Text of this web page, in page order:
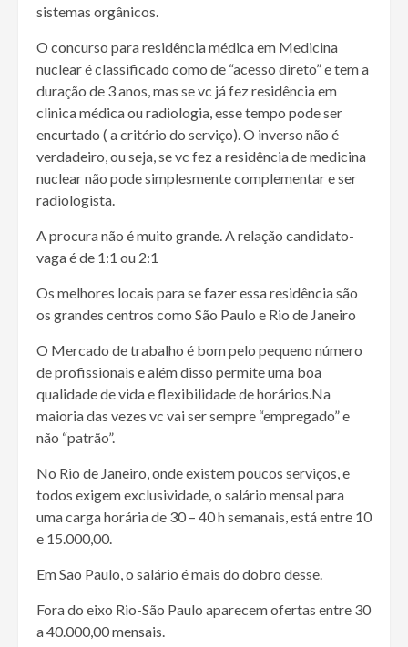
sistemas orgânicos.
O concurso para residência médica em Medicina
nuclear é classificado como de “acesso direto” e tem a
duração de 3 anos, mas se vc já fez residência em
clinica médica ou radiologia, esse tempo pode ser
encurtado ( a critério do serviço). O inverso não é
verdadeiro, ou seja, se vc fez a residência de medicina
nuclear não pode simplesmente complementar e ser
radiologista.
A procura não é muito grande. A relação candidato-
vaga é de 1:1 ou 2:1
Os melhores locais para se fazer essa residência são
os grandes centros como São Paulo e Rio de Janeiro
O Mercado de trabalho é bom pelo pequeno número
de profissionais e além disso permite uma boa
qualidade de vida e flexibilidade de horários.Na
maioria das vezes vc vai ser sempre “empregado” e
não “patrão”.
No Rio de Janeiro, onde existem poucos serviços, e
todos exigem exclusividade, o salário mensal para
uma carga horária de 30 – 40 h semanais, está entre 10
e 15.000,00.
Em Sao Paulo, o salário é mais do dobro desse.
Fora do eixo Rio-São Paulo aparecem ofertas entre 30
a 40.000,00 mensais.